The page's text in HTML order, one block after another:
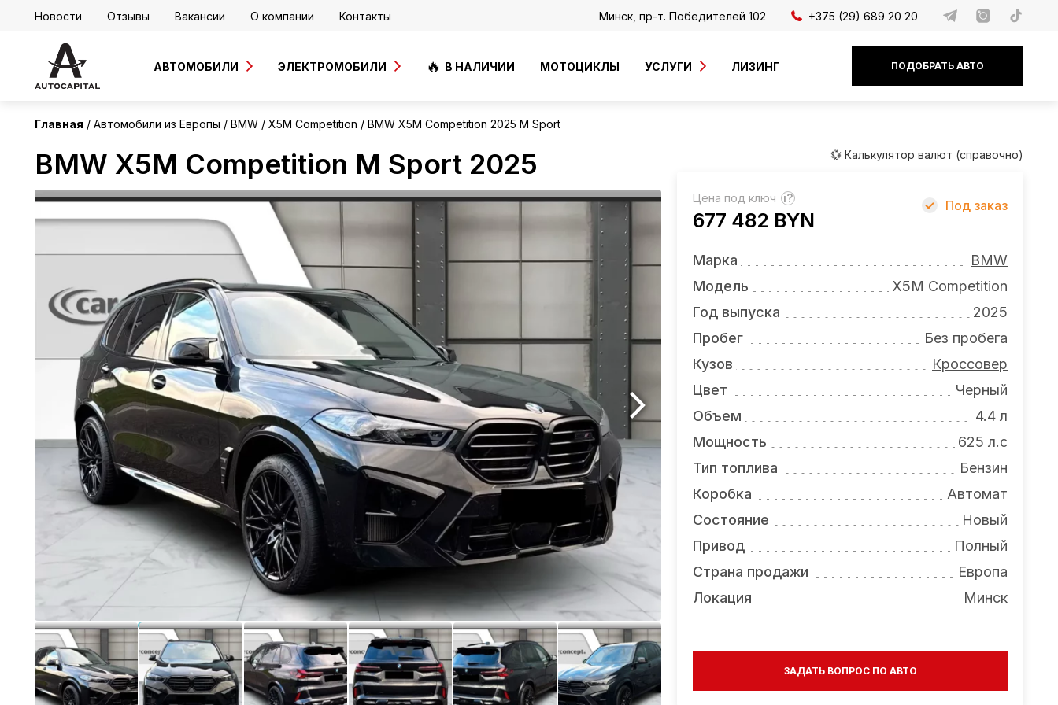
Новости Отзывы Вакансии О компании Контакты Минск, пр-т. Победителей 102 +375 (29) 689 20 20
АВТОМОБИЛИ ЭЛЕКТРОМОБИЛИ В НАЛИЧИИ МОТОЦИКЛЫ УСЛУГИ ЛИЗИНГ ПОДОБРАТЬ АВТО
Главная Автомобили из Европы BMW X5M Competition BMW X5M Competition 2025 M Sport
BMW X5M Competition M Sport 2025
Европа
💱 Калькулятор валют (справочно)
Цена под ключ ?
677 482 BYN
Под заказ
Марка
BMW
Модель
X5M Competition
Год выпуска
2025
Пробег
Без пробега
Кузов
Кроссовер
Цвет
Черный
Объем
4.4 л
Мощность
625 л.с
Тип топлива
Бензин
Коробка
Автомат
Состояние
Новый
Привод
Полный
Страна продажи
Европа
Локация
Минск
ЗАДАТЬ ВОПРОС ПО АВТО